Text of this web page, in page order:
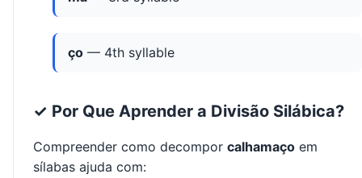
ço — 4th syllable
✓ Por Que Aprender a Divisão Silábica?
Compreender como decompor calhamaço em
sílabas ajuda com: